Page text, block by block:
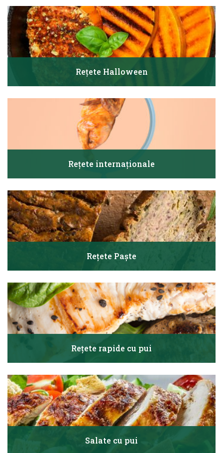
Rețete Halloween
Rețete internaționale
Rețete Paște
Rețete rapide cu pui
Salate cu pui